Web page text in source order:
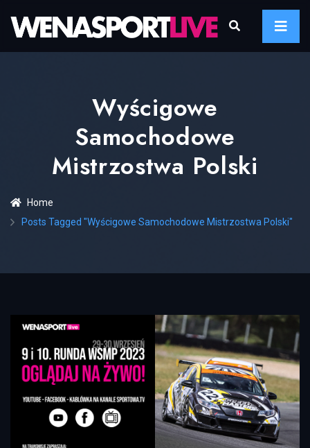
Wyścigowe
Samochodowe
Mistrzostwa Polski
Home
Posts Tagged "wyścigowe Samochodowe Mistrzostwa Polski"